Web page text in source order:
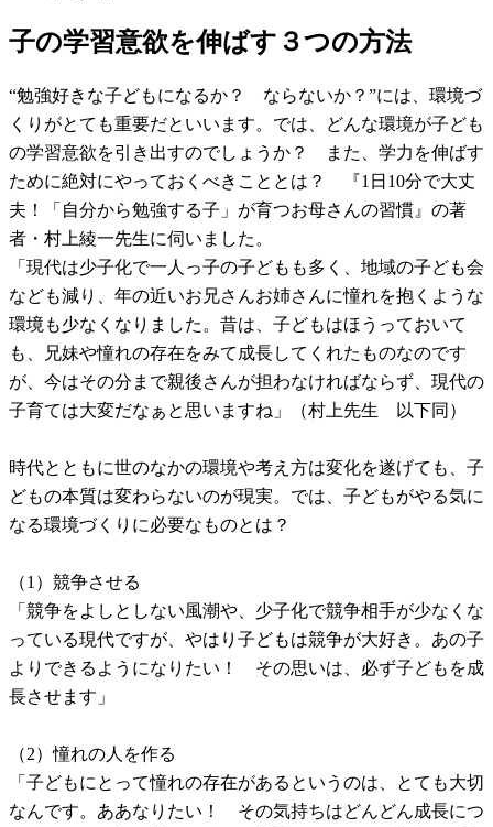
子の学習意欲を伸ばす３つの方法
“勉強好きな子どもになるか？ ならないか？”には、環境づ
くりがとても重要だといいます。では、どんな環境が子ども
の学習意欲を引き出すのでしょうか？ また、学力を伸ばす
ために絶対にやっておくべきこととは？ 『1日10分で大丈
夫！「自分から勉強する子」が育つお母さんの習慣』の著
者・村上綾一先生に伺いました。
「現代は少子化で一人っ子の子どもも多く、地域の子ども会
なども減り、年の近いお兄さんお姉さんに憧れを抱くような
環境も少なくなりました。昔は、子どもはほうっておいて
も、兄妹や憧れの存在をみて成長してくれたものなのです
が、今はその分まで親後さんが担わなければならず、現代の
子育ては大変だなぁと思いますね」（村上先生 以下同）
時代とともに世のなかの環境や考え方は変化を遂げても、子
どもの本質は変わらないのが現実。では、子どもがやる気に
なる環境づくりに必要なものとは？
（1）競争させる
「競争をよしとしない風潮や、少子化で競争相手が少なくな
っている現代ですが、やはり子どもは競争が大好き。あの子
よりできるようになりたい！ その思いは、必ず子どもを成
長させます」
（2）憧れの人を作る
「子どもにとって憧れの存在があるというのは、とても大切
なんです。ああなりたい！ その気持ちはどんどん成長につ